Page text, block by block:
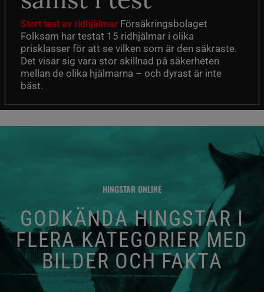
Stort test av ridhjälmar Försäkringsbolaget
Folksam har testat 15 ridhjälmar i olika
prisklasser för att se vilken som är den säkraste.
Det visar sig vara stor skillnad på säkerheten
mellan de olika hjälmarna – och dyrast är inte
bäst.
HINGSTAR ONLINE
GODKÄNDA HINGSTAR I
FLERA KATEGORIER MED
BILDER OCH FAKTA